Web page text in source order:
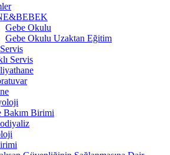
Gebe Okulu
Gebe Okulu Uzaktan Eğitim
Servis
Bakım Birimi